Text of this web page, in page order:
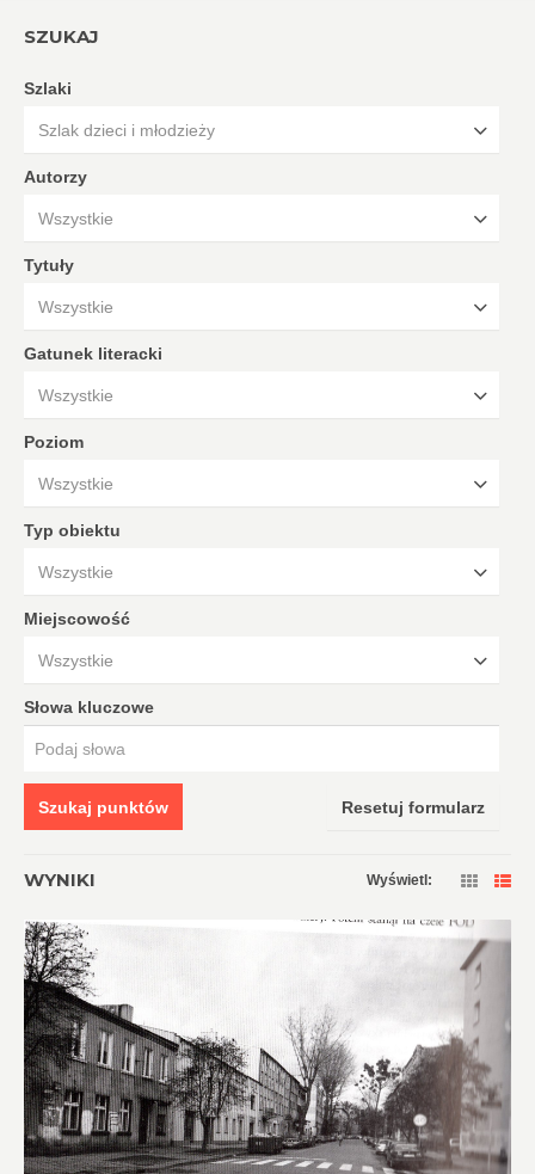
SZUKAJ
Szlaki
Szlak dzieci i młodzieży
Autorzy
Wszystkie
Tytuły
Wszystkie
Gatunek literacki
Wszystkie
Poziom
Wszystkie
Typ obiektu
Wszystkie
Miejscowość
Wszystkie
Słowa kluczowe
Szukaj punktów Resetuj formularz
WYNIKI Wyświetl: